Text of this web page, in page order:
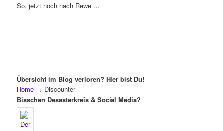
So, jetzt noch nach Rewe …
Übersicht im Blog verloren? Hier bist Du!
Home → Discounter
Bisschen Desasterkreis & Social Media?